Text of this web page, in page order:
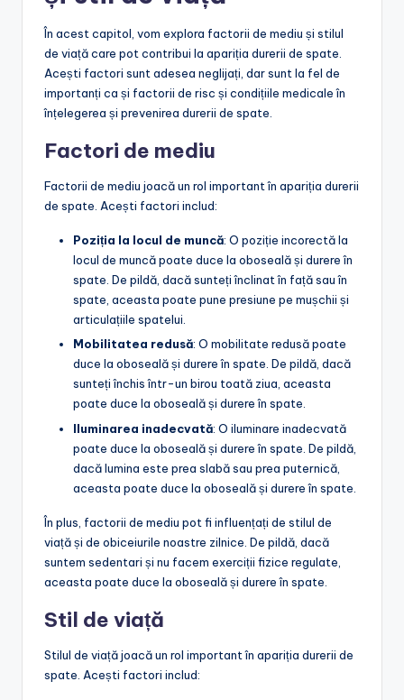
În acest capitol, vom explora factorii de mediu și stilul
de viață care pot contribui la apariția durerii de spate.
Acești factori sunt adesea neglijați, dar sunt la fel de
importanți ca și factorii de risc și condițiile medicale în
înțelegerea și prevenirea durerii de spate.
Factori de mediu
Factorii de mediu joacă un rol important în apariția durerii
de spate. Acești factori includ:
Poziția la locul de muncă: O poziție incorectă la
locul de muncă poate duce la oboseală și durere în
spate. De pildă, dacă sunteți înclinat în față sau în
spate, aceasta poate pune presiune pe mușchii și
articulațiile spatelui.
Mobilitatea redusă: O mobilitate redusă poate
duce la oboseală și durere în spate. De pildă, dacă
sunteți închis într-un birou toată ziua, aceasta
poate duce la oboseală și durere în spate.
Iluminarea inadecvată: O iluminare inadecvată
poate duce la oboseală și durere în spate. De pildă,
dacă lumina este prea slabă sau prea puternică,
aceasta poate duce la oboseală și durere în spate.
În plus, factorii de mediu pot fi influențați de stilul de
viață și de obiceiurile noastre zilnice. De pildă, dacă
suntem sedentari și nu facem exerciții fizice regulate,
aceasta poate duce la oboseală și durere în spate.
Stil de viață
Stilul de viață joacă un rol important în apariția durerii de
spate. Acești factori includ: